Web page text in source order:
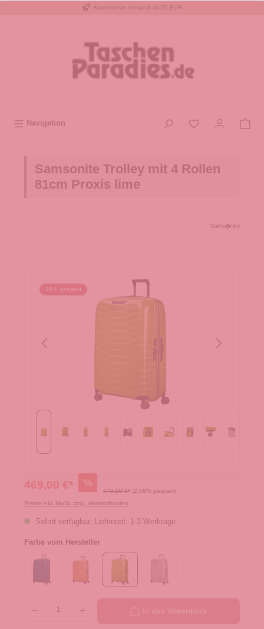
Kostenloser Versand ab 20 EUR
Navigation
Samsonite Trolley mit 4 Rollen
81cm Proxis lime
10 € gespart
469,00 €* %
479,00 €* (2.09% gespart)
Preise inkl. MwSt. zzgl. Versandkosten
Sofort verfügbar, Lieferzeit: 1-3 Werktage
Farbe vom Hersteller